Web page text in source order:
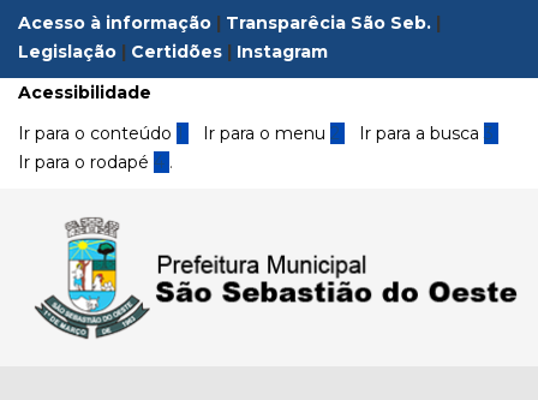
Acesso à informação | Transparêcia São Seb. |
Legislação | Certidões | Instagram
Acessibilidade
Ir para o conteúdo 1 Ir para o menu 2 Ir para a busca3
Ir para o rodapé 4 .